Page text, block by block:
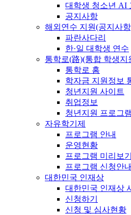
대학생 청소년 AI
공지사항
해외연수 지원(공지사
파란사다리
한·일 대학생 연수
통학로(路)(통합 학생지
통학로 홈
학자금 지원정보
청년지원 사이트
취업정보
청년지원 프로그램
자유학기제
프로그램 안내
운영현황
프로그램 미리보기
프로그램 신청안내
대한민국 인재상
대한민국 인재상
신청하기
신청 및 심사현황